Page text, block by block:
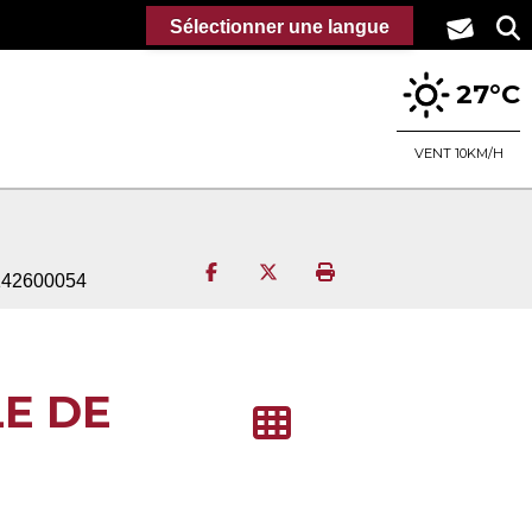
27°C
VENT 10KM/H
Partager sur Facebook
Partager sur Twitter
Imprimer la page
DE
Sélectionner une langue